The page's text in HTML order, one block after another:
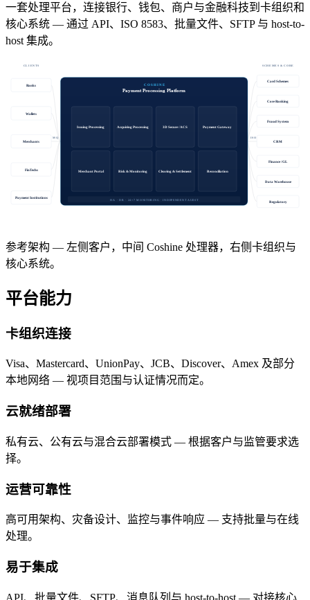
一套处理平台，连接银行、钱包、商户与金融科技到卡组织和
核心系统 — 通过 API、ISO 8583、批量文件、SFTP 与 host-to-
host 集成。
API · SFTP · MQ ISO 8583 · BATCH · H2H
CLIENTS
Banks
Wallets
Merchants
FinTechs
Payment Institutions
COSHINE
Payment Processing Platform
Issuing Processing Acquiring Processing 3D Secure / ACS Payment Gateway
Merchant Portal Risk & Monitoring Clearing & Settlement Reconciliation
HA · DR · 24×7 MONITORING · INDEPENDENT AUDIT
SCHEMES & CORE
Card Schemes
Core Banking
Fraud System
CRM
Finance / GL
Data Warehouse
Regulatory
参考架构 — 左侧客户，中间 Coshine 处理器，右侧卡组织与
核心系统。
平台能力
卡组织连接
Visa、Mastercard、UnionPay、JCB、Discover、Amex 及部分
本地网络 — 视项目范围与认证情况而定。
云就绪部署
私有云、公有云与混合云部署模式 — 根据客户与监管要求选
择。
运营可靠性
高可用架构、灾备设计、监控与事件响应 — 支持批量与在线
处理。
易于集成
API、批量文件、SFTP、消息队列与 host-to-host — 对接核心